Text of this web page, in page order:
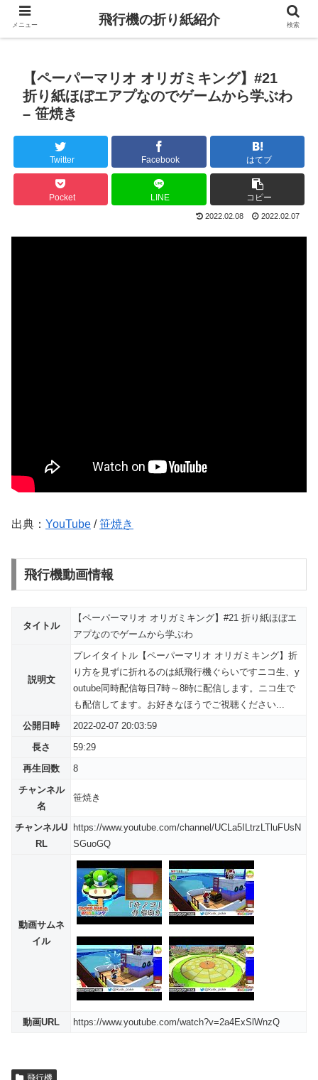
【ペーパーマリオ オリガミキング】#21
折り紙ほぼエアプなのでゲームから学ぶわ
– 笹焼き
Twitter Facebook はてブ
Pocket LINE コピー
2022.02.08 2022.02.07
出典： YouTube /笹焼き
飛行機動画情報
タイトル
【ペーパーマリオ オリガミキング】#21 折り紙ほぼエ
アプなのでゲームから学ぶわ
説明文
プレイタイトル【ペーパーマリオ オリガミキング】折
り方を見ずに折れるのは紙飛行機ぐらいですニコ生、y
outube同時配信毎日7時～8時に配信します。ニコ生で
も配信してます。お好きなほうでご視聴ください...
公開日時
2022-02-07 20:03:59
長さ
59:29
再生回数
8
チャンネル
名
笹焼き
チャンネルU
RL
https://www.youtube.com/channel/UCLa5ILtrzLTluFUsN
SGuoGQ
動画サムネ
イル
動画URL https://www.youtube.com/watch?v=2a4ExSlWnzQ
飛行機
メニュー 飛行機の折り紙紹介 検索